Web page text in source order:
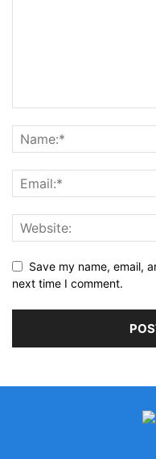
Save my name, email,
next time I comment.